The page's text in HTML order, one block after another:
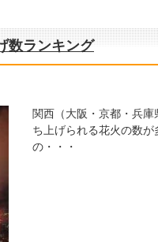
数ランキング
関西（大阪・京都・兵
ち上げられる花火の数
の・・・